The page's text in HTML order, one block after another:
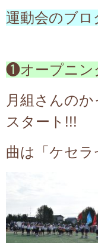
運動会のブロ
❶オープニン
月組さんの
スタート!!!
曲は「ケセラ